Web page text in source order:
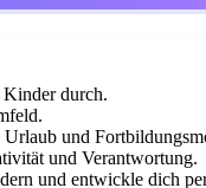
Kinder durch.
und
und Verantwortung.
und entwickle dich